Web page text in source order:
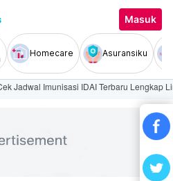
Masuk
Homecare Asuransiku
Jadwal Imunisasi IDAI Terbaru Lengkap